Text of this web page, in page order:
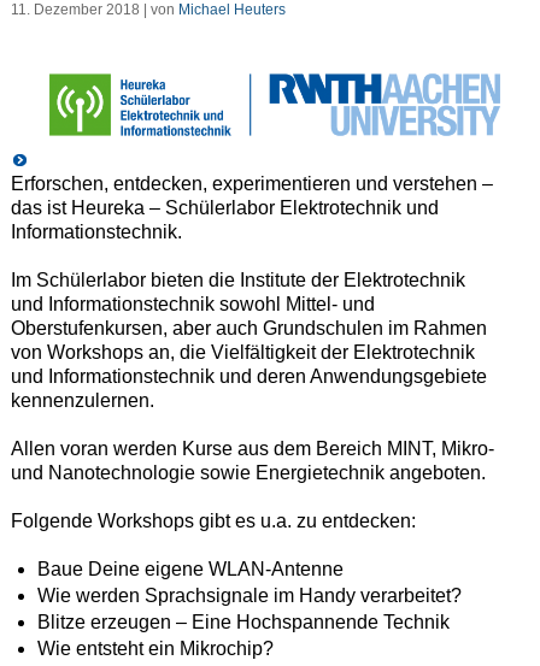
11. Dezember 2018 | von Michael Heuters
Erforschen, entdecken, experimentieren und verstehen –
das ist Heureka – Schülerlabor Elektrotechnik und
Informationstechnik.
Im Schülerlabor bieten die Institute der Elektrotechnik
und Informationstechnik sowohl Mittel- und
Oberstufenkursen, aber auch Grundschulen im Rahmen
von Workshops an, die Vielfältigkeit der Elektrotechnik
und Informationstechnik und deren Anwendungsgebiete
kennenzulernen.
Allen voran werden Kurse aus dem Bereich MINT, Mikro-
und Nanotechnologie sowie Energietechnik angeboten.
Folgende Workshops gibt es u.a. zu entdecken:
Baue Deine eigene WLAN-Antenne
Wie werden Sprachsignale im Handy verarbeitet?
Blitze erzeugen – Eine Hochspannende Technik
Wie entsteht ein Mikrochip?